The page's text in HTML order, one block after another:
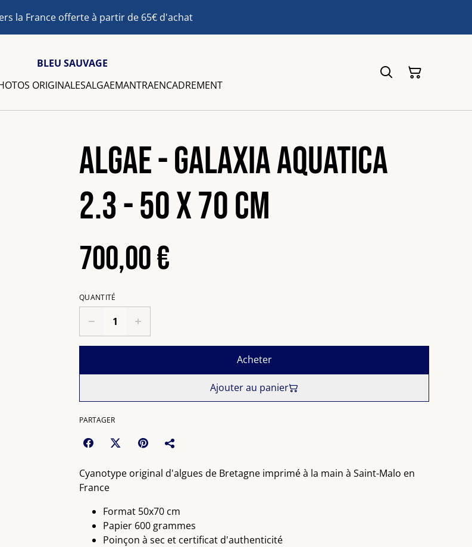
la France offerte à partir de 65€ d'achat
BLEU SAUVAGE
ORIGINALESALGAEMANTRAENCADREMENT
Algae - Galaxia Aquatica
2.3 - 50 x 70 cm
700,00 €
QUANTITÉ
Acheter
Ajouter au panier
PARTAGER
Cyanotype original d'algues de Bretagne imprimé à la main à Saint-Malo en
France
Format 50x70 cm
Papier 600 grammes
Poinçon à sec et certificat d'authenticité